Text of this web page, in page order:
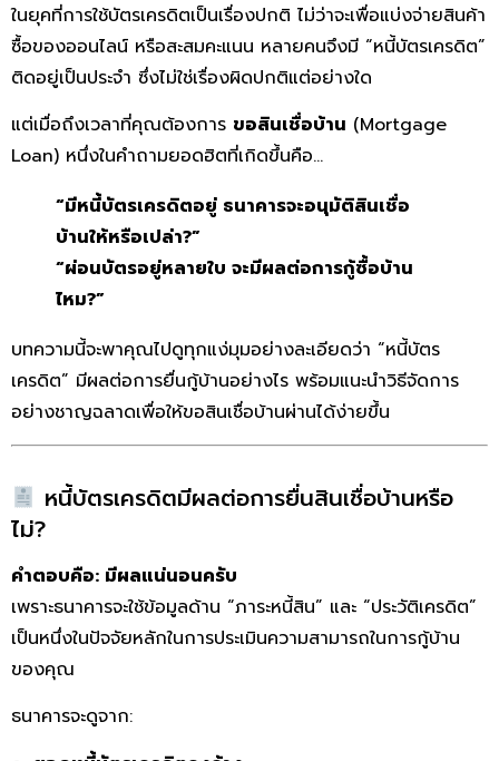
ในยุคที่การใช้บัตรเครดิตเป็นเรื่องปกติ ไม่ว่าจะเพื่อแบ่งจ่ายสินค้า
ซื้อของออนไลน์ หรือสะสมคะแนน หลายคนจึงมี “หนี้บัตรเครดิต”
ติดอยู่เป็นประจำ ซึ่งไม่ใช่เรื่องผิดปกติแต่อย่างใด
แต่เมื่อถึงเวลาที่คุณต้องการ ขอสินเชื่อบ้าน (Mortgage
Loan) หนึ่งในคำถามยอดฮิตที่เกิดขึ้นคือ…
“มีหนี้บัตรเครดิตอยู่ ธนาคารจะอนุมัติสินเชื่อ
บ้านให้หรือเปล่า?”
“ผ่อนบัตรอยู่หลายใบ จะมีผลต่อการกู้ซื้อบ้าน
ไหม?”
บทความนี้จะพาคุณไปดูทุกแง่มุมอย่างละเอียดว่า “หนี้บัตร
เครดิต” มีผลต่อการยื่นกู้บ้านอย่างไร พร้อมแนะนำวิธีจัดการ
อย่างชาญฉลาดเพื่อให้ขอสินเชื่อบ้านผ่านได้ง่ายขึ้น
หนี้บัตรเครดิตมีผลต่อการยื่นสินเชื่อบ้านหรือ
ไม่?
คำตอบคือ: มีผลแน่นอนครับ
เพราะธนาคารจะใช้ข้อมูลด้าน “ภาระหนี้สิน” และ “ประวัติเครดิต”
เป็นหนึ่งในปัจจัยหลักในการประเมินความสามารถในการกู้บ้าน
ของคุณ
ธนาคารจะดูจาก: